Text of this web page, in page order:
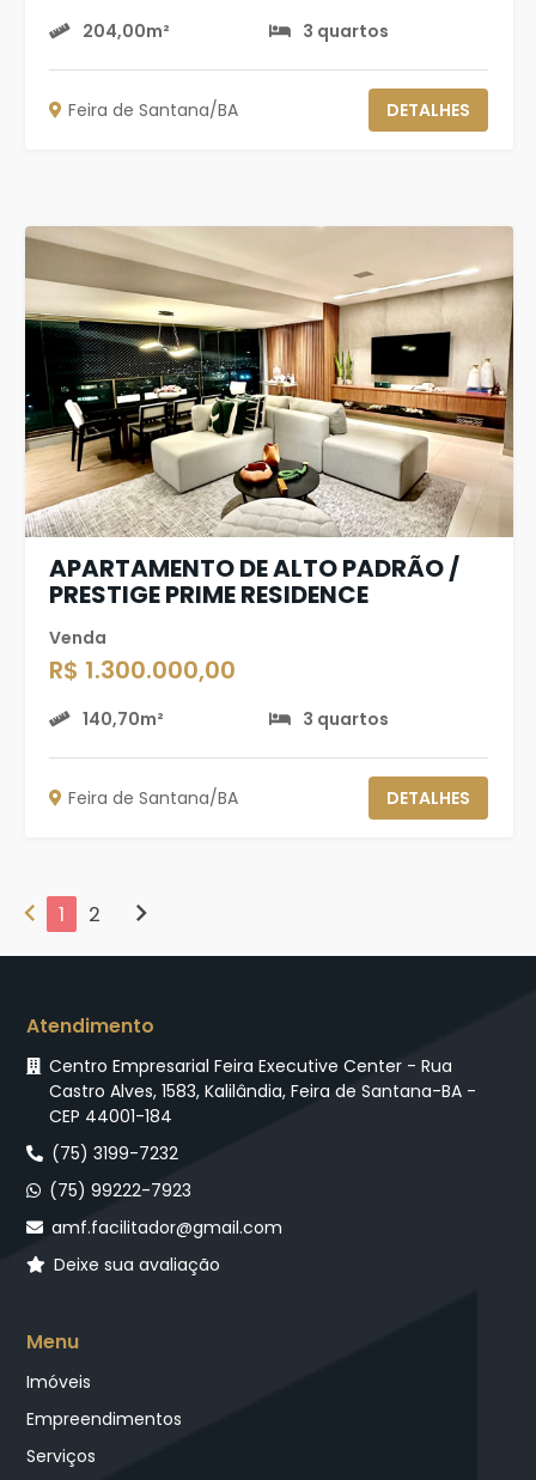
204,00m² 3 quartos
Feira de Santana/BA DETALHES
APARTAMENTO DE ALTO PADRÃO /
PRESTIGE PRIME RESIDENCE
Venda
R$ 1.300.000,00
140,70m² 3 quartos
Feira de Santana/BA DETALHES
chevron_left 1 2 chevron_right
Atendimento
Centro Empresarial Feira Executive Center - Rua
Castro Alves, 1583, Kalilândia, Feira de Santana-BA -
CEP 44001-184
(75) 3199-7232
(75) 99222-7923
amf.facilitador@gmail.com
Deixe sua avaliação
Menu
Imóveis
Empreendimentos
Serviços